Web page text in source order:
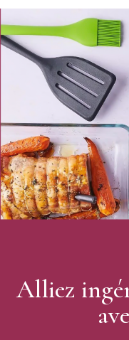
Matière : Silicone
Couleur : Gris
Dimensions : 18 x 18
Forme : carrée
Rainures
Peut être utilisée
Peut être suspendue
Entretien facile :
Conforme normes
Marque : Mastrad
Alliez